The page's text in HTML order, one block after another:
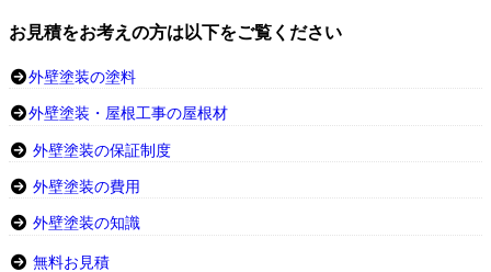
お見積をお考えの方は以下をご覧ください
外壁塗装の塗料
外壁塗装・屋根工事の屋根材
外壁塗装の保証制度
外壁塗装の費用
外壁塗装の知識
無料お見積